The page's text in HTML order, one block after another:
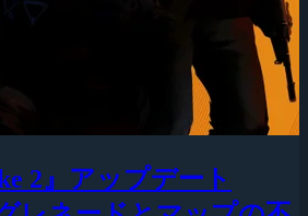
2』アップデート